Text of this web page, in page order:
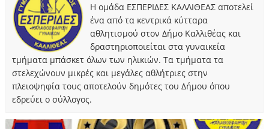
Η ομάδα ΕΣΠΕΡΙΔΕΣ ΚΑΛΛΙΘΕΑΣ αποτελεί
ένα από τα κεντρικά κύτταρα
αθλητισμού στον Δήμο Καλλιθέας και
δραστηριοποιείται στα γυναικεία
τμήματα μπάσκετ όλων των ηλικιών. Τα τμήματα τα
στελεχώνουν μικρές και μεγάλες αθλήτριες στην
πλειοψηφία τους αποτελούν δημότες του Δήμου όπου
εδρεύει ο σύλλογος.